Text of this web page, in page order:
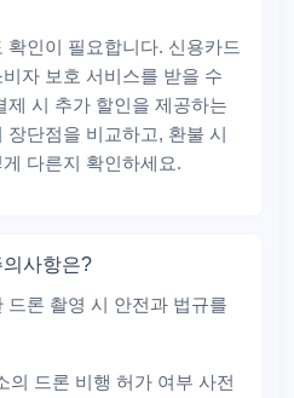
확인이 필요합니다. 신용카드
자 보호 서비스를 받을 수
제 시 추가 할인을 제공하는
장단점을 비교하고, 환불 시
다른지 확인하세요.
사항은?
드론 촬영 시 안전과 법규를
의 드론 비행 허가 여부 사전